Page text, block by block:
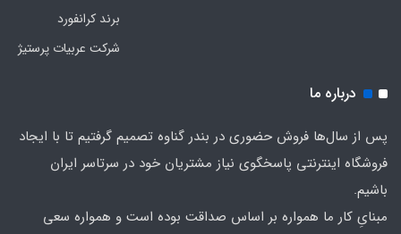
برند کرانفورد
شرکت عربیات پرستیژ
درباره ما
پس از سال‌ها فروش حضوری در بندر گناوه تصمیم گرفتیم تا با ایجاد
فروشگاه اینترنتی پاسخگوی نیاز مشتریان خود در سرتاسر ایران
باشیم.
مبنایِ کار ما همواره بر اساس صداقت بوده است و همواره سعی